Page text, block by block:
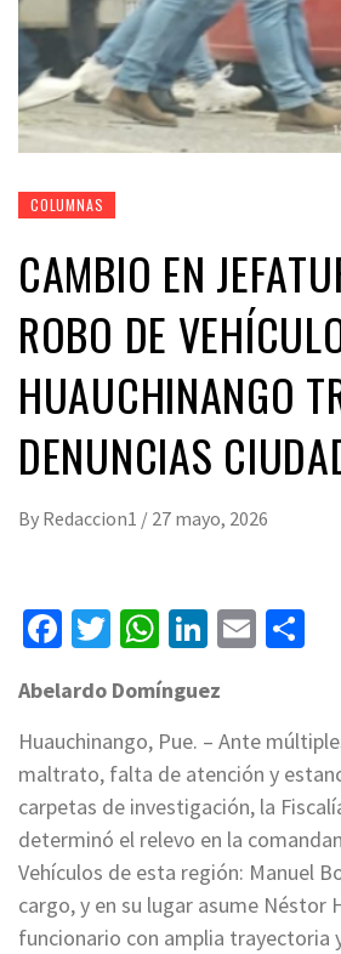
COLUMNAS
CAMBIO EN
ROBO DE
HUAUCHINANGO
DENUNCIAS
By Redaccion1 / 27 mayo, 2026
Facebook
Twitter
WhatsApp
LinkedIn
Email
Abelardo Domínguez
Huauchinango, Pue. – Ante
maltrato, falta de atención y
carpetas de investigación, la
determinó el relevo en la
Vehículos de esta región: Manuel
cargo, y en su lugar asume Néstor
funcionario con amplia trayectoria